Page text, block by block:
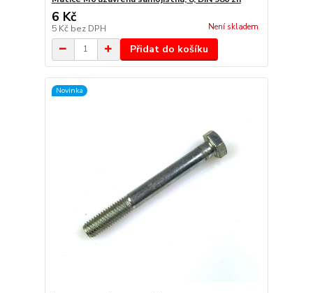
6 Kč
5 Kč bez DPH Není skladem
Přidat do košíku
Novinka